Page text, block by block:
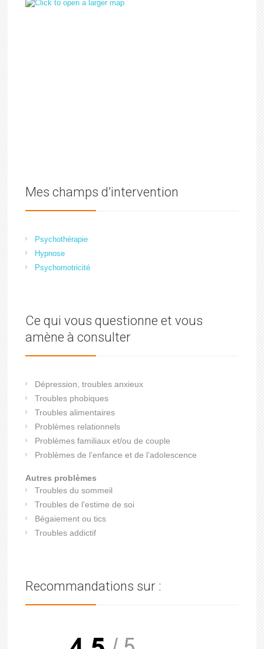
Mes champs d’intervention
Psychothérapie
Hypnose
Psychomotricité
Ce qui vous questionne et vous
amène à consulter
Dépression, troubles anxieux
Troubles phobiques
Troubles alimentaires
Problèmes relationnels
Problèmes familiaux et/ou de couple
Problèmes de l’enfance et de l’adolescence
Autres problèmes
Troubles du sommeil
Troubles de l'estime de soi
Bégaiement ou tics
Troubles addictif
Recommandations sur :